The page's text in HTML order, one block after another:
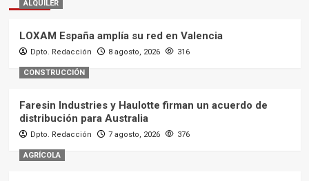
ALQUILER
LOXAM España amplía su red en Valencia
Dpto. Redacción 8 agosto, 2026 316
CONSTRUCCIÓN
Faresin Industries y Haulotte firman un acuerdo de
distribución para Australia
Dpto. Redacción 7 agosto, 2026 376
AGRÍCOLA